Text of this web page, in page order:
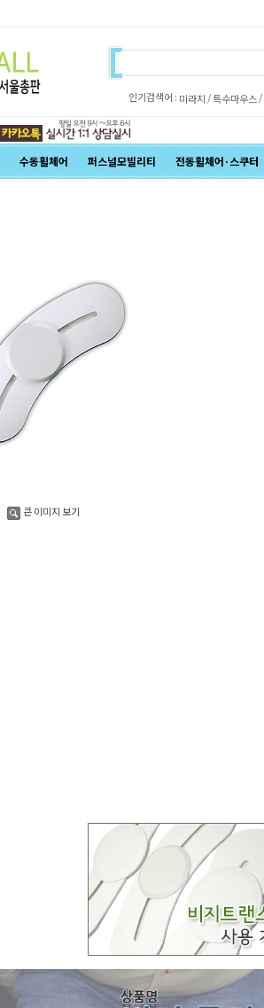
인기검색어 : 미라지 /특수마우스/
수동휠체어 퍼스널모빌리티 전동휠체어·스쿠터
큰 이미지 보기